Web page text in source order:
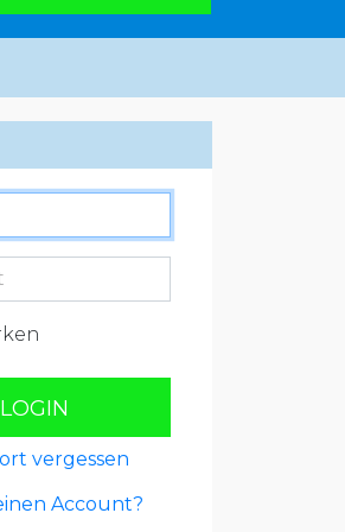
LOGIN
vergessen
Account?